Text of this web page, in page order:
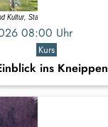
08:00 Uhr
Kurs
ins Kneippen